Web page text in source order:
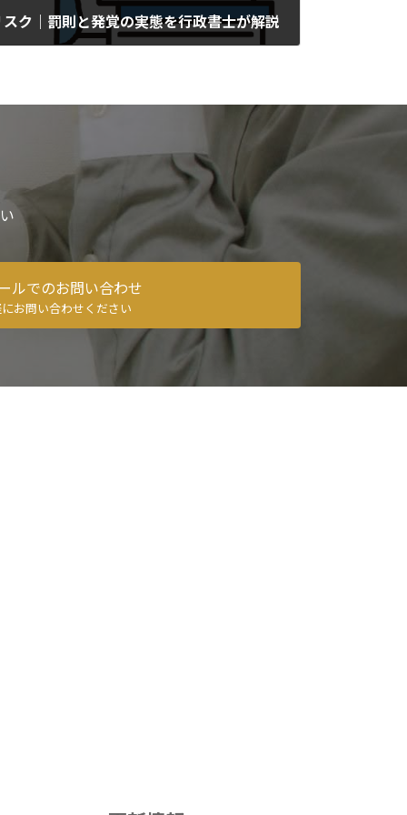
ク｜罰則と発覚の実態を行政書士が解説
ルでのお問い合わせ
お問い合わせください